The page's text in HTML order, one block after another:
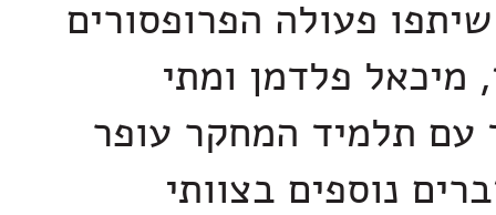
פעולה הפרופסורים
מיכאל פלדמן ומתי
עם תלמיד המחקר עופר
נוספים בצוותי